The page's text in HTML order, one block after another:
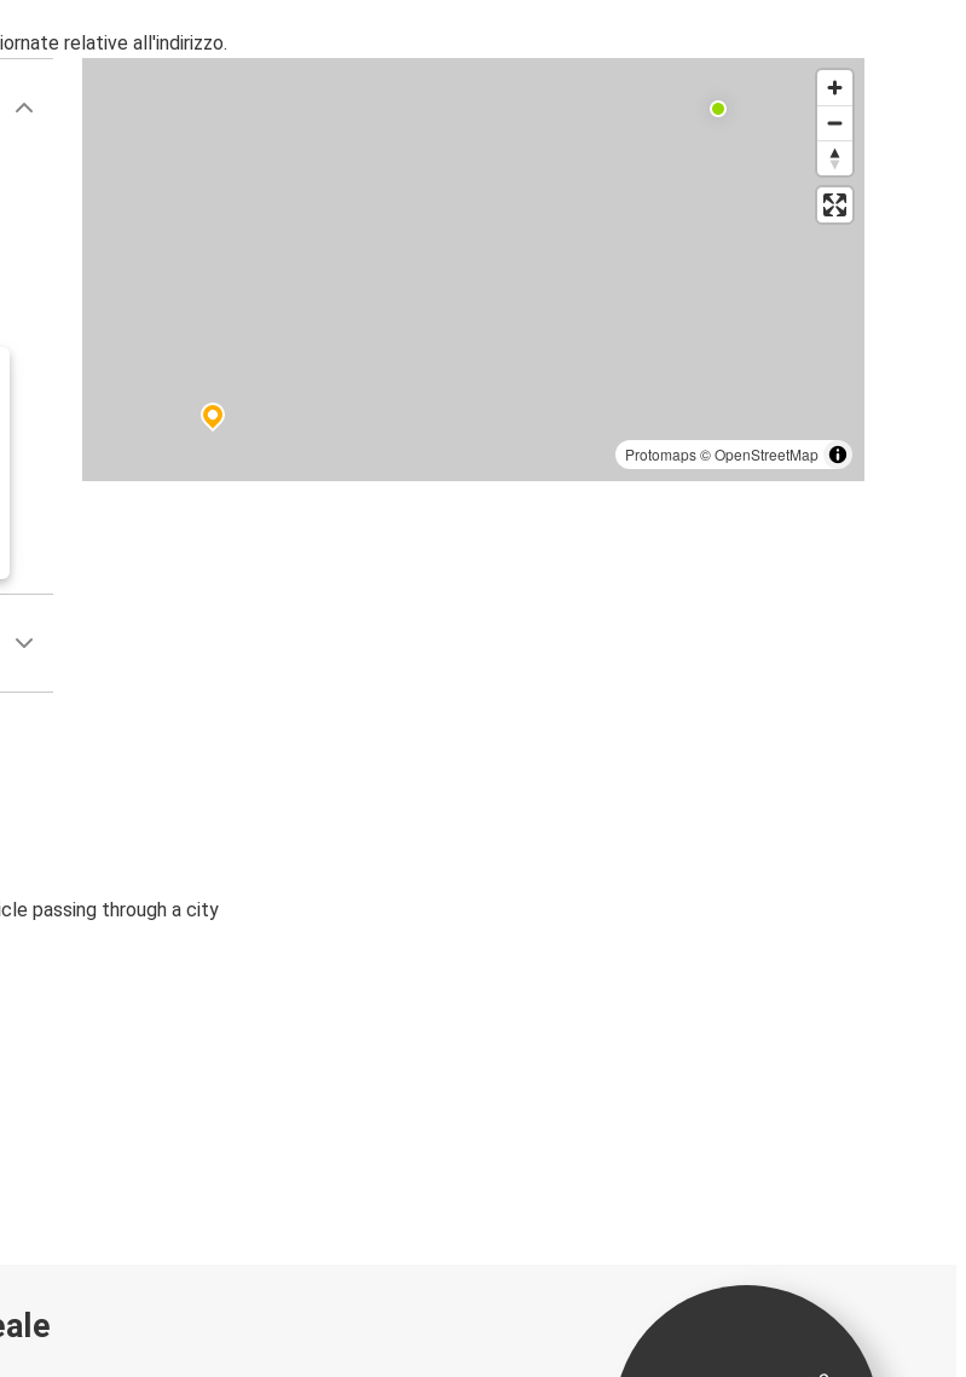
relative all'indirizzo.
Protomaps©OpenStreetMap